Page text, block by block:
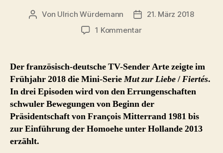
Beitragsautor
Von Ulrich Würdemann Beitragsdatum
21. März 2018
1 Kommentarzu
Mut
Liebe
–
Arte
Mini-
Serie
Der französisch-deutsche TV-Sender Arte zeigte im
Frühjahr 2018 die Mini-SerieMut zur Liebe/Fiertés.
In drei Episoden wird von den Errungenschaften
schwuler Bewegungen von Beginn der
Präsidentschaft von François Mitterrand 1981 bis
zur Einführung der Homoehe unter Hollande 2013
erzählt.